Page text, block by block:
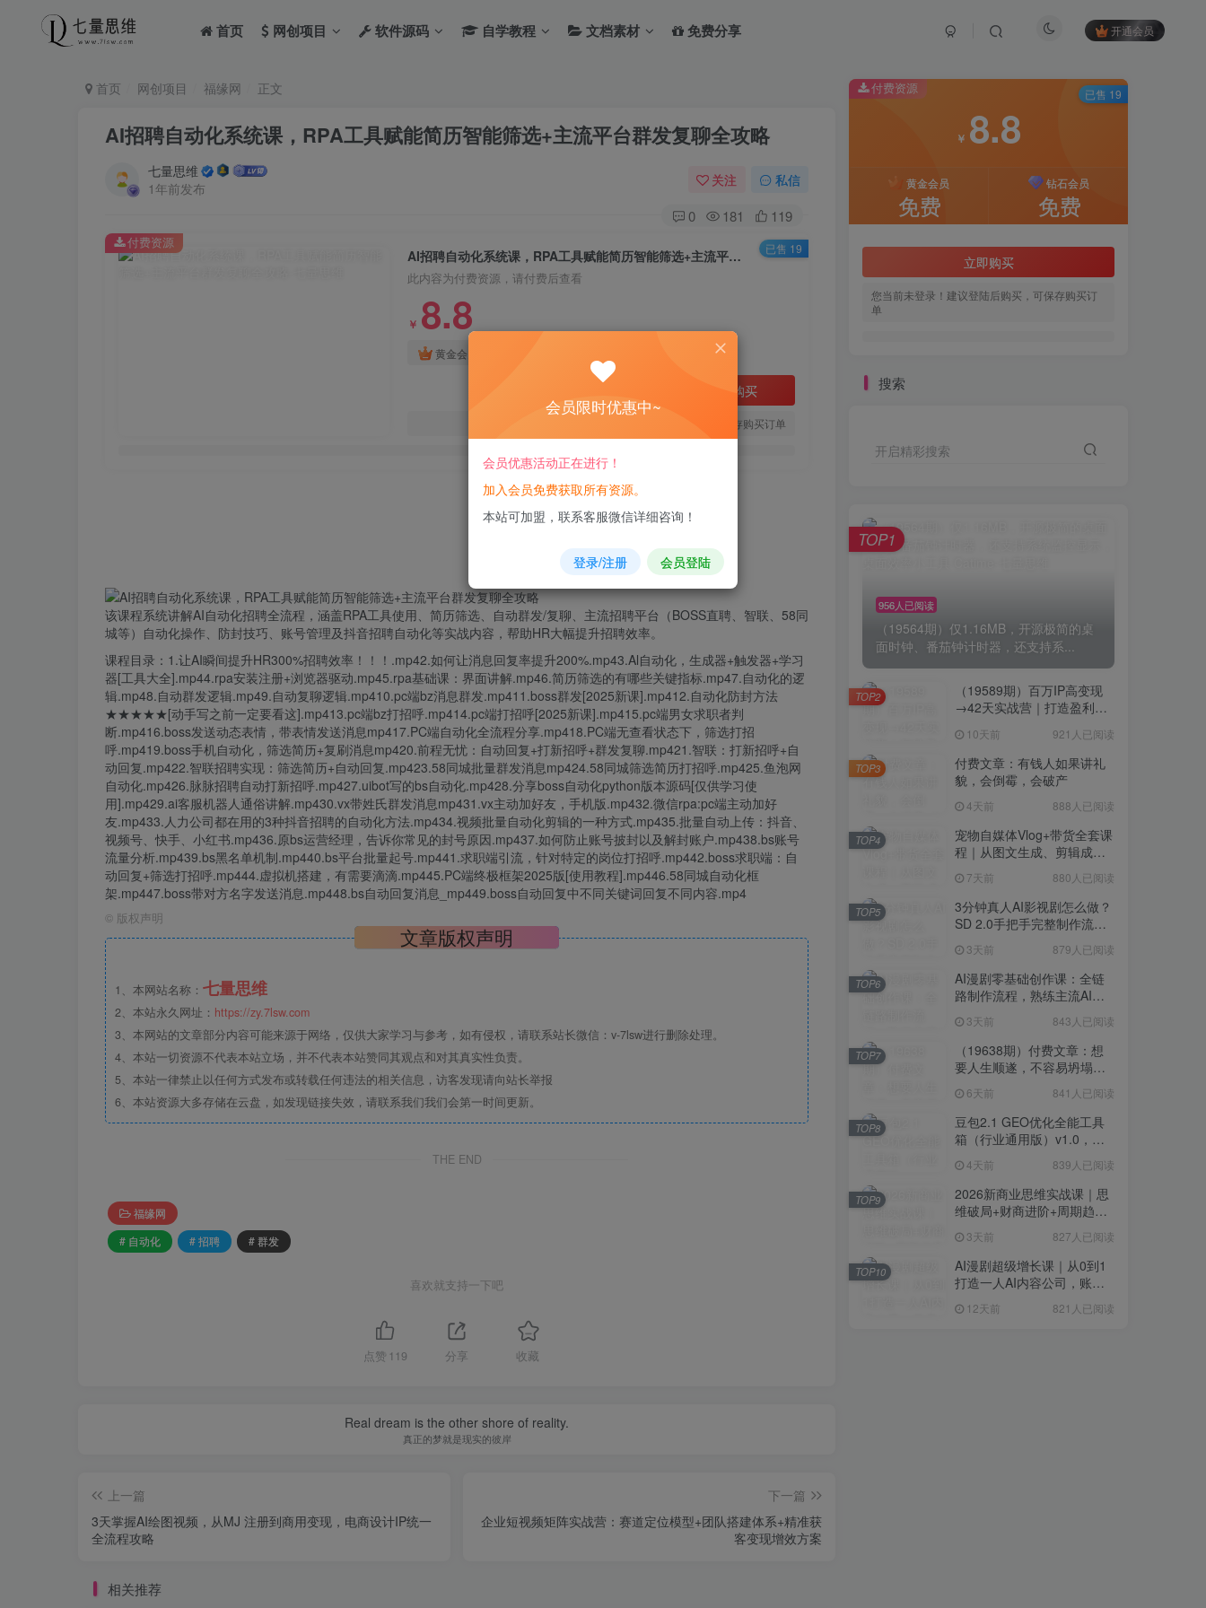
首页 网创项目 软件源码 自学教程 文档素材 免费分享 开通会员
首页 网创项目 福缘网 正文
AI招聘自动化系统课，RPA工具赋能简历智能筛选+主流平台群发复聊全攻略
七量思维
1年前发布
关注 私信
0 181 119
AI招聘自动化系统课，RPA工具赋能简历智能筛选+主流平台群发复聊全攻略
此内容为付费资源，请付费后查看
￥ 8.8
黄金会员
立即购买
您当前未登录！建议登陆后购买，可保存购买订单
付费资源 已售 19
该课程系统讲解AI自动化招聘全流程，涵盖RPA工具使用、简历筛选、自动群发/复聊、主流招聘平台（BOSS直聘、智联、58同
城等）自动化操作、防封技巧、账号管理及抖音招聘自动化等实战内容，帮助HR大幅提升招聘效率。
课程目录：1.让AI瞬间提升HR300%招聘效率！！！.mp42.如何让消息回复率提升200%.mp43.Al自动化，生成器+触发器+学习
器[工具大全].mp44.rpa安装注册+浏览器驱动.mp45.rpa基础课：界面讲解.mp46.简历筛选的有哪些关键指标.mp47.自动化的逻
辑.mp48.自动群发逻辑.mp49.自动复聊逻辑.mp410.pc端bz消息群发.mp411.boss群发[2025新课].mp412.自动化防封方法
★★★★★[动手写之前一定要看这].mp413.pc端bz打招呼.mp414.pc端打招呼[2025新课].mp415.pc端男女求职者判
断.mp416.boss发送动态表情，带表情发送消息mp417.PC端自动化全流程分享.mp418.PC端无查看状态下，筛选打招
呼.mp419.boss手机自动化，筛选简历+复刷消息mp420.前程无忧：自动回复+打新招呼+群发复聊.mp421.智联：打新招呼+自
动回复.mp422.智联招聘实现：筛选简历+自动回复.mp423.58同城批量群发消息mp424.58同城筛选简历打招呼.mp425.鱼泡网
自动化.mp426.脉脉招聘自动打新招呼.mp427.uibot写的bs自动化.mp428.分享boss自动化python版本源码[仅供学习使
用].mp429.ai客服机器人通俗讲解.mp430.vx带姓氏群发消息mp431.vx主动加好友，手机版.mp432.微信rpa:pc端主动加好
友.mp433.人力公司都在用的3种抖音招聘的自动化方法.mp434.视频批量自动化剪辑的一种方式.mp435.批量自动上传：抖音、
视频号、快手、小红书.mp436.原bs运营经理，告诉你常见的封号原因.mp437.如何防止账号披封以及解封账户.mp438.bs账号
流量分析.mp439.bs黑名单机制.mp440.bs平台批量起号.mp441.求职端引流，针对特定的岗位打招呼.mp442.boss求职端：自
动回复+筛选打招呼.mp444.虚拟机搭建，有需要滴滴.mp445.PC端终极框架2025版[使用教程].mp446.58同城自动化框
架.mp447.boss带对方名字发送消息.mp448.bs自动回复消息_mp449.boss自动回复中不同关键词回复不同内容.mp4
© 版权声明
文章版权声明
1、本网站名称： 七量思维
2、本站永久网址： https://zy.7lsw.com
3、本网站的文章部分内容可能来源于网络，仅供大家学习与参考，如有侵权，请联系站长微信：v-7lsw进行删除处理。
4、本站一切资源不代表本站立场，并不代表本站赞同其观点和对其真实性负责。
5、本站一律禁止以任何方式发布或转载任何违法的相关信息，访客发现请向站长举报
6、本站资源大多存储在云盘，如发现链接失效，请联系我们我们会第一时间更新。
THE END
福缘网
# 自动化
# 招聘 # 群发
喜欢就支持一下吧
点赞 119 分享 收藏
Real dream is the other shore of reality.
真正的梦就是现实的彼岸
上一篇
3天掌握AI绘图视频，从MJ 注册到商用变现，电商设计IP统一
全流程攻略
下一篇
企业短视频矩阵实战营：赛道定位模型+团队搭建体系+精准获
客变现增效方案
相关推荐
付费资源
￥ 8.8
黄金会员
免费
钻石会员
免费
立即购买
您当前未登录！建议登陆后购买，可保存购买订
单
已售 19
搜索
开启精彩搜索
956人已阅读
（19564期）仅1.16MB，开源极简的桌
面时钟、番茄钟计时器，还支持系...
TOP1
（19589期）百万IP高变现
→42天实战营｜打造盈利赚
域转化批量成交积累客户案
例
10天前 921人已阅读
TOP2
付费文章：有钱人如果讲礼
貌，会倒霉，会破产
4天前 888人已阅读
TOP3
宠物自媒体Vlog+带货全套课
程｜从图文生成、剪辑成片
7天前 880人已阅读
TOP4
3分钟真人AI影视剧怎么做？
SD 2.0手把手完整制作流程
无限生成
3天前 879人已阅读
TOP5
AI漫剧零基础创作课：全链
路制作流程，熟练主流AI工
3天前 843人已阅读
TOP6
（19638期）付费文章：想
要人生顺遂，不容易坍塌，
6天前 841人已阅读
TOP7
豆包2.1 GEO优化全能工具
箱（行业通用版）v1.0，会
景4天前 839人已阅读
TOP8
2026新商业思维实战课｜思
维破局+财商进阶+周期趋势
度解析全体系
3天前 827人已阅读
TOP9
AI漫剧超级增长课｜从0到1
打造一人AI内容公司，账号
流程实战
12天前 821人已阅读
TOP10
会员限时优惠中~
会员优惠活动正在进行！
加入会员免费获取所有资源。
本站可加盟，联系客服微信详细咨询！
登录/注册 会员登陆